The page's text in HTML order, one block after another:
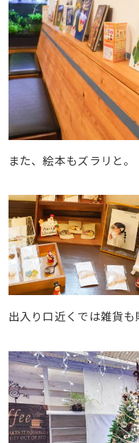
また、絵本もズラリと。
出入り口近くでは雑貨も